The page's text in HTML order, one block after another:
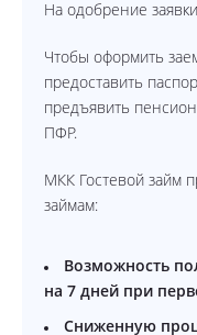
На одобрение
Чтобы оформить
предоставить
предъявить
ПФР.
МКК Гостевой займ
займам:
Возможность
на 7 дней при
Сниженную